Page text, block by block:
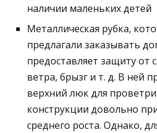
наличии маленьких детей
Металлическая рубка,
предлагали заказывать
предоставляет защиту от
ветра, брызг и т. д. В ней
верхний люк для
конструкции довольно
среднего роста. Однако,